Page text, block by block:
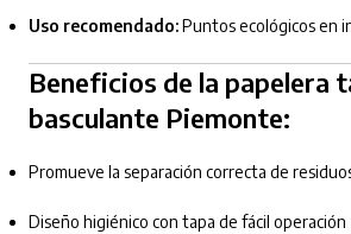
Uso recomendado:Puntos ecológicos en
Beneficios de la papelera
basculante Piemonte:
Promueve la separación correcta de
Diseño higiénico con tapa de fácil operación